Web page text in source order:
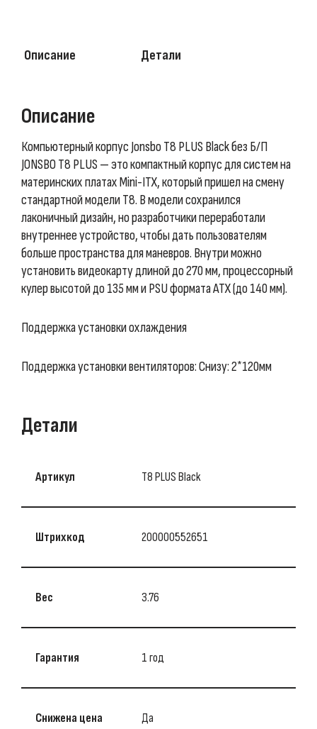
Описание Детали
Описание
Компьютерный корпус Jonsbo T8 PLUS Black без Б/П
JONSBO T8 PLUS — это компактный корпус для систем на
материнских платах Mini-ITX, который пришел на смену
стандартной модели T8. В модели сохранился
лаконичный дизайн, но разработчики переработали
внутреннее устройство, чтобы дать пользователям
больше пространства для маневров. Внутри можно
установить видеокарту длиной до 270 мм, процессорный
кулер высотой до 135 мм и PSU формата ATX (до 140 мм).
Поддержка установки охлаждения
Поддержка установки вентиляторов: Снизу: 2*120мм
Детали
Артикул T8 PLUS Black
Штрихкод 200000552651
Вес 3.76
Гарантия 1 год
Снижена цена Да